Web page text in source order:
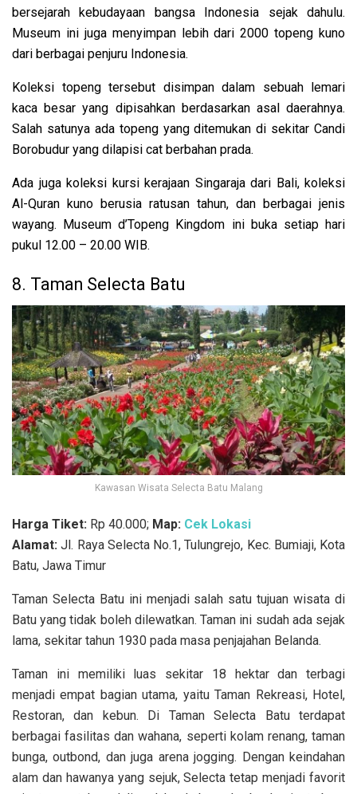
bersejarah kebudayaan bangsa Indonesia sejak dahulu.
Museum ini juga menyimpan lebih dari 2000 topeng kuno
dari berbagai penjuru Indonesia.
Koleksi topeng tersebut disimpan dalam sebuah lemari
kaca besar yang dipisahkan berdasarkan asal daerahnya.
Salah satunya ada topeng yang ditemukan di sekitar Candi
Borobudur yang dilapisi cat berbahan prada.
Ada juga koleksi kursi kerajaan Singaraja dari Bali, koleksi
Al-Quran kuno berusia ratusan tahun, dan berbagai jenis
wayang. Museum d’Topeng Kingdom ini buka setiap hari
pukul 12.00 – 20.00 WIB.
8. Taman Selecta Batu
Kawasan Wisata Selecta Batu Malang
Harga Tiket: Rp 40.000; Map: Cek Lokasi
Alamat: Jl. Raya Selecta No.1, Tulungrejo, Kec. Bumiaji, Kota
Batu, Jawa Timur
Taman Selecta Batu ini menjadi salah satu tujuan wisata di
Batu yang tidak boleh dilewatkan. Taman ini sudah ada sejak
lama, sekitar tahun 1930 pada masa penjajahan Belanda.
Taman ini memiliki luas sekitar 18 hektar dan terbagi
menjadi empat bagian utama, yaitu Taman Rekreasi, Hotel,
Restoran, dan kebun. Di Taman Selecta Batu terdapat
berbagai fasilitas dan wahana, seperti kolam renang, taman
bunga, outbond, dan juga arena jogging. Dengan keindahan
alam dan hawanya yang sejuk, Selecta tetap menjadi favorit